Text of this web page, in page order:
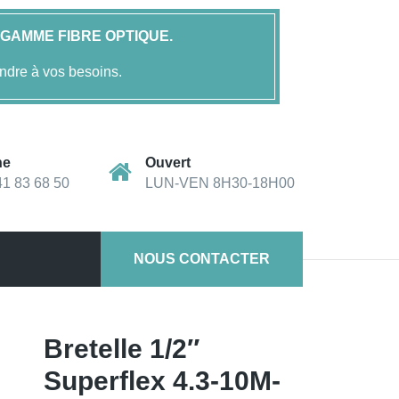
FIBRE OPTIQUE.
à vos besoins.
83 68 50
Ouvert
LUN-VEN 8H30-18H00
NOUS CONTACTER
Bretelle 1/2″
Superflex 4.3-10M-